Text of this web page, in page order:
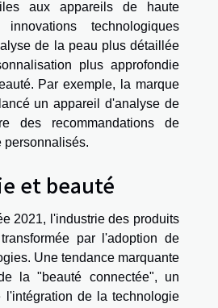
aux appareils de haute
technologiques
de la peau plus détaillée
plus approfondie
Par exemple, la marque
un appareil d'analyse de
des recommandations de
personnalisés.
et beauté
2021, l'industrie des produits
par l'adoption de
Une tendance marquante
la "beauté connectée", un
l'intégration de la technologie